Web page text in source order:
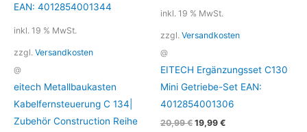
inkl. 19 % MwSt.
zzgl. Versandkosten
@
eitech Metallbaukasten
Kabelfernsteuerung C 134|
Zubehör Construction Reihe
inkl. 19 % MwSt.
zzgl. Versandkosten
@
EITECH Ergänzungsset C130
Mini Getriebe-Set EAN:
4012854001306
20,99€ 19,99 €